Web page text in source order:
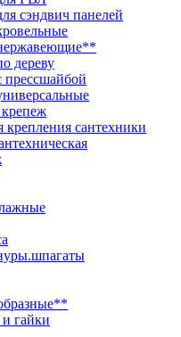
сэндвич панелей
дереву
прессшайбой
сантехники
гайки